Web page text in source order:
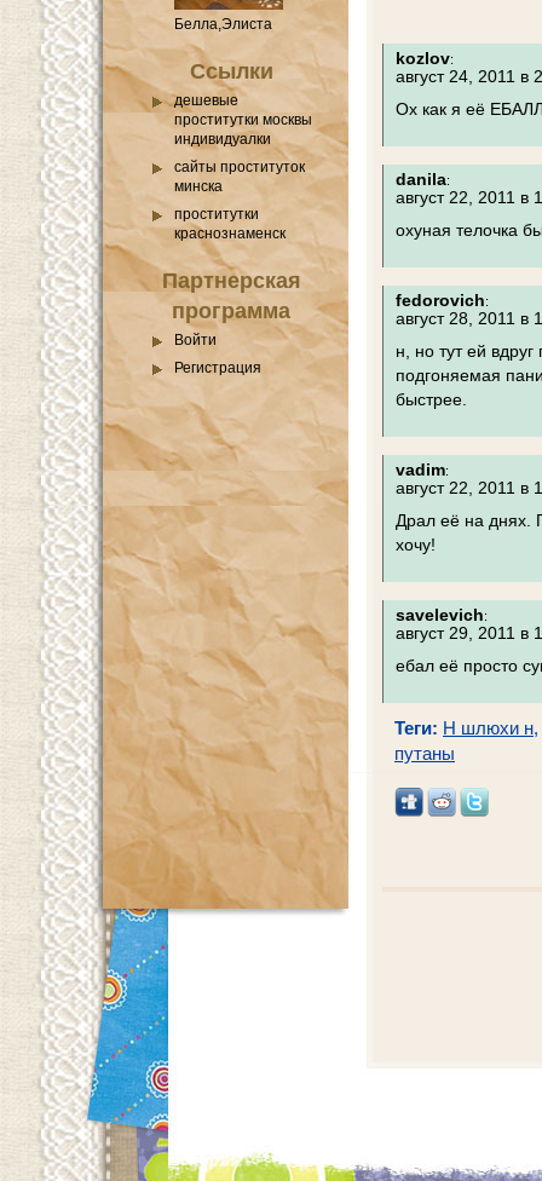
Белла,Элиста
Ссылки
дешевые
проститутки москвы
индивидуалки
сайты проституток
минска
проститутки
краснознаменск
Партнерская
программа
Войти
Регистрация
kozlov:
август 24, 2011 в
Ох как я её
danila:
август 22, 2011 в
охуная телочка
fedorovich:
август 28, 2011 в
н, но тут ей
подгоняемая
быстрее.
vadim:
август 22, 2011 в
Драл её на днях.
хочу!
savelevich:
август 29, 2011 в
ебал её просто
Теги: Н шлюхи н,
путаны